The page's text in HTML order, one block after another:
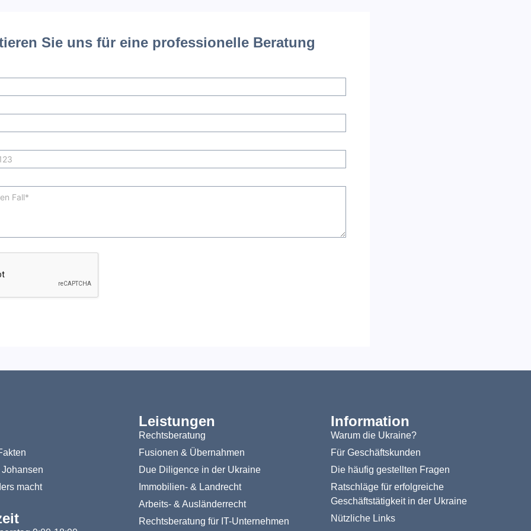
Sie uns für eine professionelle Beratung
macht
Leistungen
Rechtsberatung
Fusionen & Übernahmen
Due Diligence in der Ukraine
Immobilien- & Landrecht
Arbeits- & Ausländerrecht
Rechtsberatung für IT-Unternehmen
Information
Warum die Ukraine?
Für Geschäftskunden
Die häufig gestellten Fragen
Ratschläge für erfolgreiche
Geschäftstätigkeit in der Ukraine
Nützliche Links